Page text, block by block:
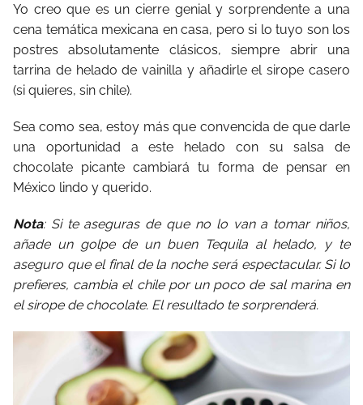
Yo creo que es un cierre genial y sorprendente a una
cena temática mexicana en casa, pero si lo tuyo son los
postres absolutamente clásicos, siempre abrir una
tarrina de helado de vainilla y añadirle el sirope casero
(si quieres, sin chile).
Sea como sea, estoy más que convencida de que darle
una oportunidad a este helado con su salsa de
chocolate picante cambiará tu forma de pensar en
México lindo y querido.
Nota: Si te aseguras de que no lo van a tomar niños,
añade un golpe de un buen Tequila al helado, y te
aseguro que el final de la noche será espectacular. Si lo
prefieres, cambia el chile por un poco de sal marina en
el sirope de chocolate. El resultado te sorprenderá.